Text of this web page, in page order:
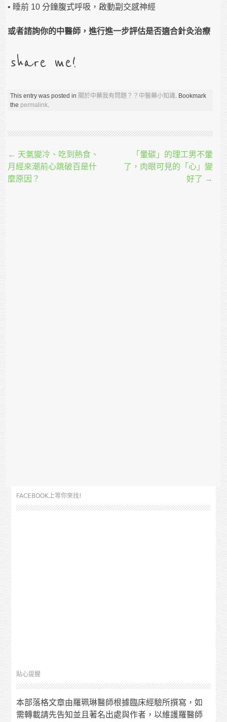
• 睡前 10 分鐘腹式呼吸，啟動副交感神經
或者諮詢你的中醫師，進行進一步評估是否適合針灸治療
share me!
This entry was posted in 關於中藥我有問題？？中醫藥小知識. Bookmark
the permalink.
Post navigation
← 天氣變冷、吃到熱食、
月經來潮前心跳破百是什
麼原因？
「暈碳」的理工男不暈
了，肉眼可見的「心」變
好了 →
FACEBOOK上等你來找!
貼心提醒
本部落格文章由羅珮琳醫師根據臨床經驗所撰寫，如
需轉載請先告知並且著名出處與作者，以維護羅醫師